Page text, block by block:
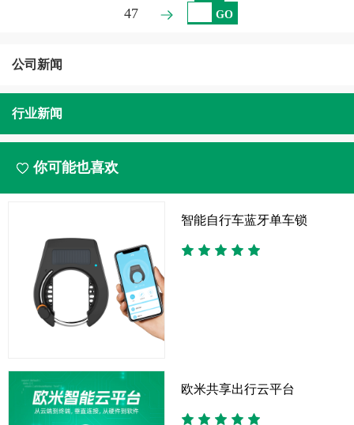
47
GO
公司新闻
行业新闻
你可能也喜欢
智能自行车蓝牙单车锁
欧米共享出行云平台